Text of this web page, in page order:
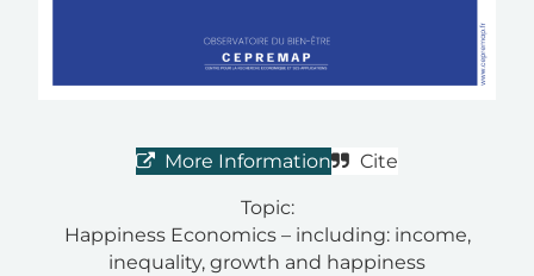
More Information Cite
Topic:
Happiness Economics – including: income,
inequality, growth and happiness